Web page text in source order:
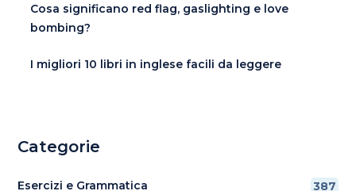
Cosa significano red flag, gaslighting e love
bombing?
I migliori 10 libri in inglese facili da leggere
Categorie
Esercizi e Grammatica 387